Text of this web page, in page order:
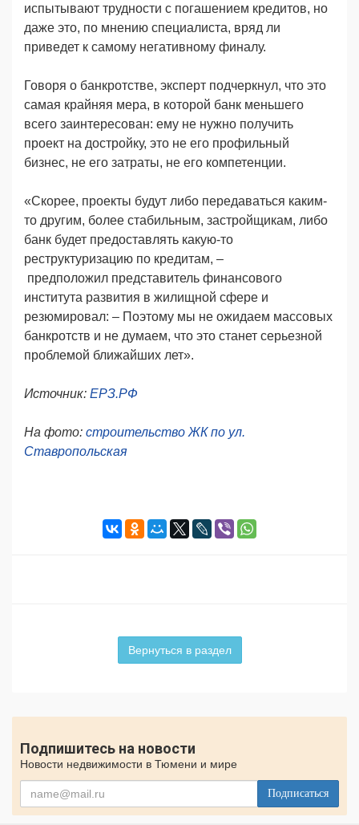
испытывают трудности с погашением кредитов, но
даже это, по мнению специалиста, вряд ли
приведет к самому негативному финалу.
Говоря о банкротстве, эксперт подчеркнул, что это
самая крайняя мера, в которой банк меньшего
всего заинтересован: ему не нужно получить
проект на достройку, это не его профильный
бизнес, не его затраты, не его компетенции.
«Скорее, проекты будут либо передаваться каким-
то другим, более стабильным, застройщикам, либо
банк будет предоставлять какую-то
реструктуризацию по кредитам, –
предположил представитель финансового
института развития в жилищной сфере и
резюмировал: – Поэтому мы не ожидаем массовых
банкротств и не думаем, что это станет серьезной
проблемой ближайших лет».
Источник: ЕРЗ.РФ
На фото: строительство ЖК по ул.
Ставропольская
Вернуться в раздел
Подпишитесь на новости
Новости недвижимости в Тюмени и мире
Подписаться